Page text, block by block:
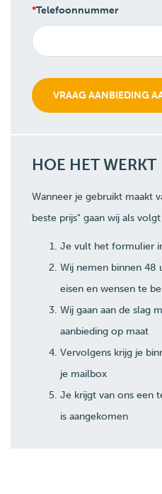
Telefoonnummer
HOE HET WERKT
Wanneer je gebruikt maakt
beste prijs" gaan wij als
Je vult het formulier
Wij nemen binnen
eisen en wensen te
Wij gaan aan de slag
aanbieding op maat
Vervolgens krijg je
je mailbox
Je krijgt van ons een
is aangekomen